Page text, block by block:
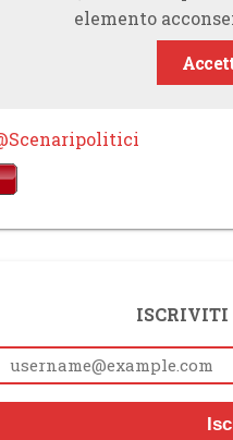
elemento
ISCRIVITI